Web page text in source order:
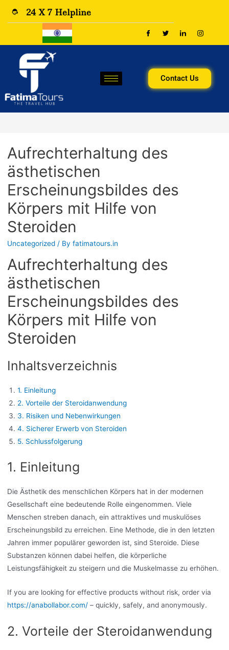
24 X 7 Helpline
Contact Us
Aufrechterhaltung des
ästhetischen
Erscheinungsbildes des
Körpers mit Hilfe von
Steroiden
Uncategorized/ By fatimatours.in
Aufrechterhaltung des
ästhetischen
Erscheinungsbildes des
Körpers mit Hilfe von
Steroiden
Inhaltsverzeichnis
1. Einleitung
2. Vorteile der Steroidanwendung
3. Risiken und Nebenwirkungen
4. Sicherer Erwerb von Steroiden
5. Schlussfolgerung
1. Einleitung
Die Ästhetik des menschlichen Körpers hat in der modernen
Gesellschaft eine bedeutende Rolle eingenommen. Viele
Menschen streben danach, ein attraktives und muskulöses
Erscheinungsbild zu erreichen. Eine Methode, die in den letzten
Jahren immer populärer geworden ist, sind Steroide. Diese
Substanzen können dabei helfen, die körperliche
Leistungsfähigkeit zu steigern und die Muskelmasse zu erhöhen.
If you are looking for effective products without risk, order via
https://anabollabor.com/– quickly, safely, and anonymously.
2. Vorteile der Steroidanwendung